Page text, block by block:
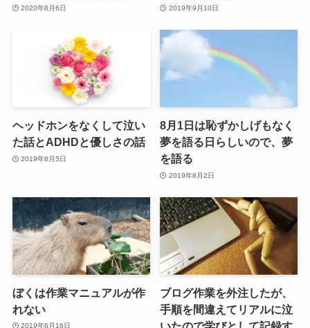
2020年8月6日 2019年9月10日
ヘッドホンをなくして泣い
た話とADHDと優しさの話
2019年8月5日
8月1日は恥ずかしげもなく
夢を語る日らしいので、夢
を語る
2019年8月2日
ぼくは作業マニュアルが作
れない
2019年6月16日
ブログ作業を外注したが、
手順を間違えてリアルに泣